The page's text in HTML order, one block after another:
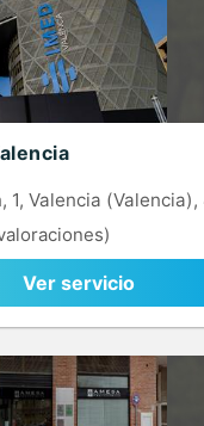
1, Valencia (Valencia),
Ver servicio